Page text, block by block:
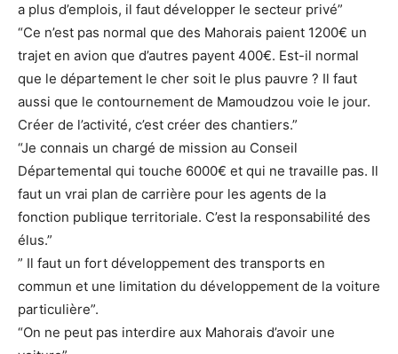
a plus d’emplois, il faut développer le secteur privé”
“Ce n’est pas normal que des Mahorais paient 1200€ un
trajet en avion que d’autres payent 400€. Est-il normal
que le département le cher soit le plus pauvre ? Il faut
aussi que le contournement de Mamoudzou voie le jour.
Créer de l’activité, c’est créer des chantiers.”
“Je connais un chargé de mission au Conseil
Départemental qui touche 6000€ et qui ne travaille pas. Il
faut un vrai plan de carrière pour les agents de la
fonction publique territoriale. C’est la responsabilité des
élus.”
” Il faut un fort développement des transports en
commun et une limitation du développement de la voiture
particulière”.
“On ne peut pas interdire aux Mahorais d’avoir une